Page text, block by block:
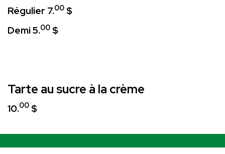
Régulier 7.00 $
Demi 5.00 $
Tarte au sucre à la crème
10.00 $